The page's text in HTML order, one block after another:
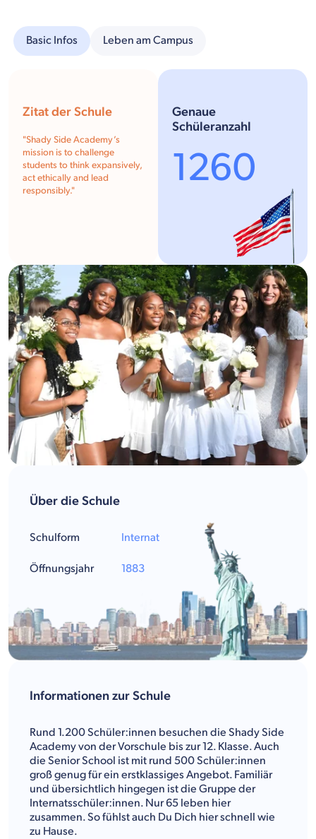
Basic Infos Leben am Campus
Informationen zur Schule
Rund 1.200 Schüler:innen besuchen die Shady Side
Academy von der Vorschule bis zur 12. Klasse. Auch
die Senior School ist mit rund 500 Schüler:innen
groß genug für ein erstklassiges Angebot. Familiär
und übersichtlich hingegen ist die Gruppe der
Internatsschüler:innen. Nur 65 leben hier
zusammen. So fühlst auch Du Dich hier schnell wie
zu Hause.
Über die Schule
Schulform
Öffnungsjahr
Internat
1883
Zitat der Schule
"Shady Side Academy’s
mission is to challenge
students to think expansively,
act ethically and lead
responsibly."
Genaue
Schüleranzahl
1260